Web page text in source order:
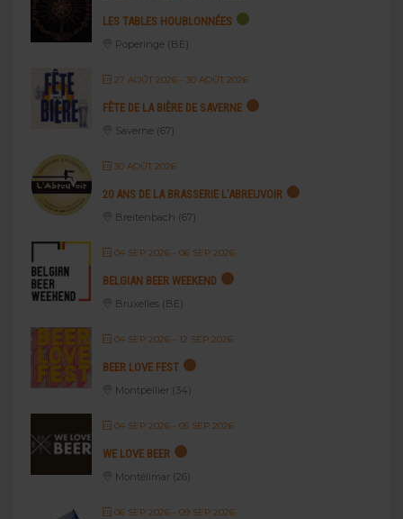
LES TABLES HOUBLONNÉES
Poperinge (BE)
27 AOÛT 2026- 30 AOÛT 2026
FÊTE DE LA BIÈRE DE SAVERNE
Saverne (67)
30 AOÛT 2026
20 ANS DE LA BRASSERIE L’ABREUVOIR
Breitenbach (67)
04 SEP 2026- 06 SEP 2026
BELGIAN BEER WEEKEND
Bruxelles (BE)
04 SEP 2026- 12 SEP 2026
BEER LOVE FEST
Montpellier (34)
04 SEP 2026- 05 SEP 2026
WE LOVE BEER
Montélimar (26)
06 SEP 2026- 09 SEP 2026